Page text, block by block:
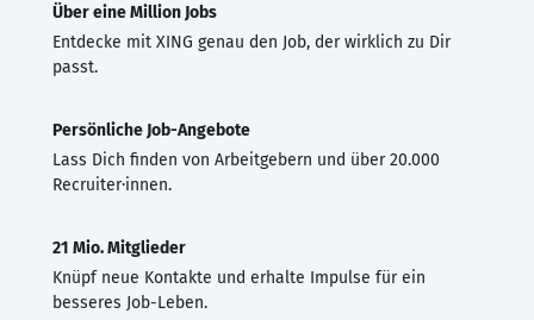
Über eine Million Jobs
Entdecke mit XING genau den Job, der wirklich zu Dir
passt.
Persönliche Job-Angebote
Lass Dich finden von Arbeitgebern und über 20.000
Recruiter·innen.
21 Mio. Mitglieder
Knüpf neue Kontakte und erhalte Impulse für ein
besseres Job-Leben.